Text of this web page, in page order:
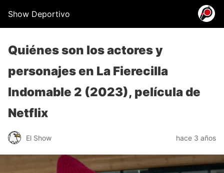
Show Deportivo
Quiénes son los actores y
personajes en La Fierecilla
Indomable 2 (2023), película de
Netflix
El Show hace 3 años